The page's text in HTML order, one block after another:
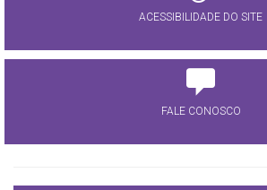
ACESSIBILIDADE DO SITE
FALE CONOSCO